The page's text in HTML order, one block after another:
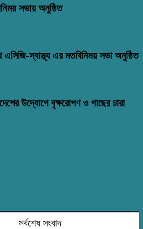
সভায় অনুষ্ঠিত
এসিজি-স্বাস্থ্য এর মতবিনিময় সভা অনুষ্ঠিত
উদ্যোগে বৃক্ষরোপণ ও গাছের চারা
সর্বশেষ সংবাদ